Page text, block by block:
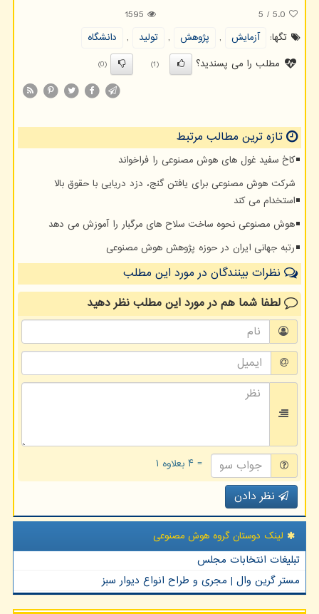
5.0
/
5
1595
تگها:
آزمایش , پژوهش , تولید ,
دانشگاه
مطلب را می پسندید؟
(1)
(0)
تازه ترین مطالب مرتبط
کاخ سفید غول های هوش مصنوعی را فراخواند
شرکت هوش مصنوعی برای یافتن گنج، دزد دریایی با حقوق بالا
استخدام می کند
هوش مصنوعی نحوه ساخت سلاح های مرگبار را آموزش می دهد
رتبه جهانی ایران در حوزه پژوهش هوش مصنوعی
نظرات بینندگان در مورد این مطلب
لطفا شما همدر مورد این مطلبنظر دهید
= ۴ بعلاوه ۱
نظر دادن
لینک دوستان گروه هوش مصنوعی
تبلیغات انتخابات مجلس
مستر گرین وال | مجری و طراح انواع دیوار سبز